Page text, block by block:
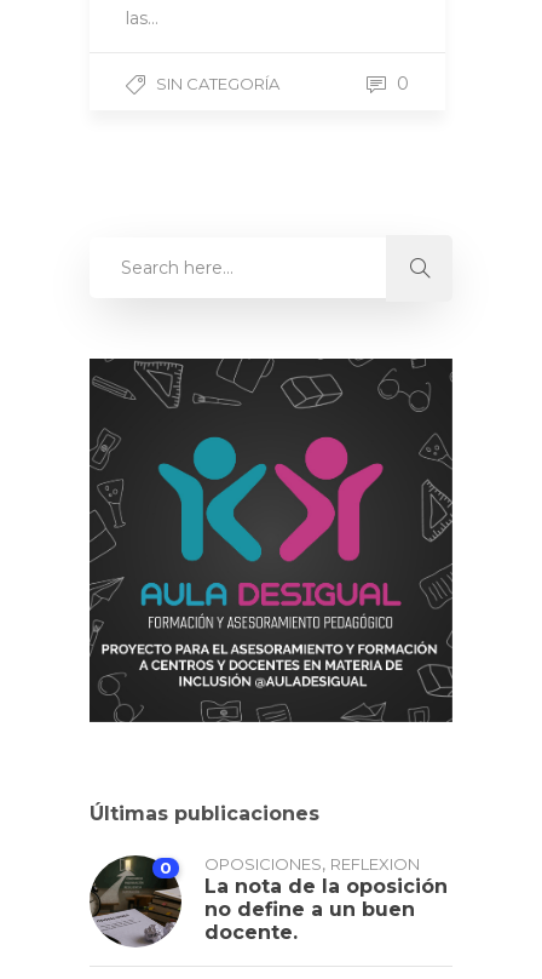
las…
SIN CATEGORÍA 0
Últimas publicaciones
0 OPOSICIONES, REFLEXION
La nota de la oposición
no define a un buen
docente.